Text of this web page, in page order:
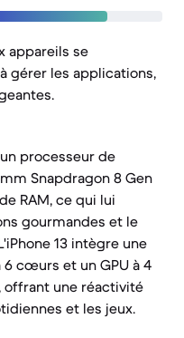
appareils se
gérer les applications,
processeur de
Snapdragon 8 Gen
RAM, ce qui lui
gourmandes et le
13 intègre une
6 cœurs et un GPU à 4
offrant une réactivité
et les jeux.